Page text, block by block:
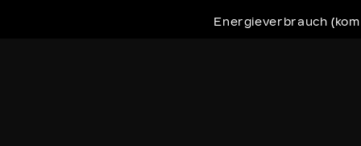
Energieverbrauch